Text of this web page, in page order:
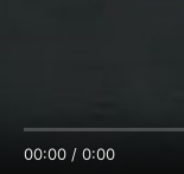
00:00 / 0:00